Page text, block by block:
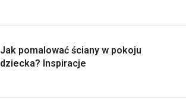
Jak pomalować ściany w pokoju
dziecka? Inspiracje